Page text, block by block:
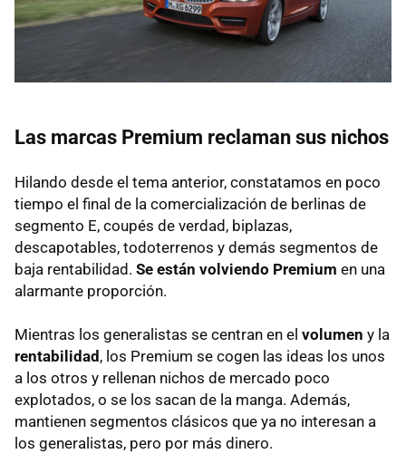
Las marcas Premium reclaman sus nichos
Hilando desde el tema anterior, constatamos en poco
tiempo el final de la comercialización de berlinas de
segmento E, coupés de verdad, biplazas,
descapotables, todoterrenos y demás segmentos de
baja rentabilidad. Se están volviendo Premium en una
alarmante proporción.
Mientras los generalistas se centran en el volumen y la
rentabilidad , los Premium se cogen las ideas los unos
a los otros y rellenan nichos de mercado poco
explotados, o se los sacan de la manga. Además,
mantienen segmentos clásicos que ya no interesan a
los generalistas, pero por más dinero.